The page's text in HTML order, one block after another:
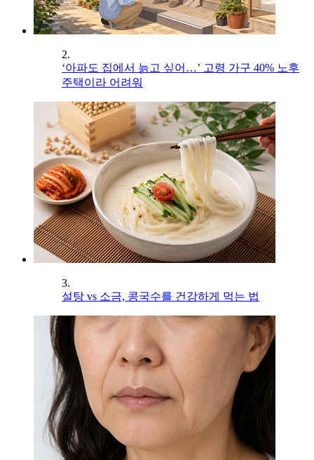
2.
‘아파도 집에서 늙고 싶어…’ 고령 가구 40% 노후
주택이라 어려워
3.
설탕 vs 소금, 콩국수를 건강하게 먹는 법